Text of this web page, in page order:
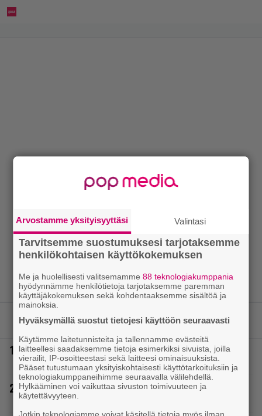
LUETUIMMAT JUTUT
1.
Täällä pelattiin lauantain Loton ja Jokerin isot rahat
– Tokmannilla, ABC:lla, netissä…
2.
IS: Hjalliksen ja Jasminen häissä suomalainen
supertähti
Arvostamme yksityisyyttäsi Valintasi
Tarvitsemme suostumuksesi tarjotaksemme
henkilökohtaisen käyttökokemuksen
Me ja huolellisesti valitsemamme88 teknologiakumppania
hyödynnämme henkilötietoja tarjotaksemme paremman
käyttäjäkokemuksen sekä kohdentaaksemme sisältöä ja
mainoksia.
Hyväksymällä suostut tietojesi käyttöön seuraavasti
Käytämme laitetunnisteita ja tallennamme evästeitä
laitteellesi saadaksemme tietoja esimerkiksi sivuista, joilla
vierailit, IP-osoitteestasi sekä laitteesi ominaisuuksista.
Pääset tutustumaan yksityiskohtaisesti käyttötarkoituksiin ja
teknologiakumppaneihimme seuraavalla välilehdellä.
Hylkääminen voi vaikuttaa sivuston toimivuuteen ja
käytettävyyteen.
Jotkin teknologiamme voivat käsitellä tietoja myös ilman